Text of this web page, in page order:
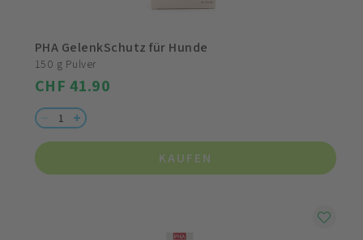
PHA GelenkSchutz für Hunde
150 g Pulver
CHF 41.90
KAUFEN